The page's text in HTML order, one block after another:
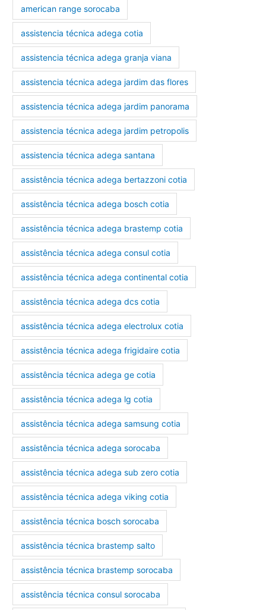
american range sorocaba
assistencia técnica adega cotia
assistencia técnica adega granja viana
assistencia técnica adega jardim das flores
assistencia técnica adega jardim panorama
assistencia técnica adega jardim petropolis
assistencia técnica adega santana
assistência técnica adega bertazzoni cotia
assistência técnica adega bosch cotia
assistência técnica adega brastemp cotia
assistência técnica adega consul cotia
assistência técnica adega continental cotia
assistência técnica adega dcs cotia
assistência técnica adega electrolux cotia
assistência técnica adega frigidaire cotia
assistência técnica adega ge cotia
assistência técnica adega lg cotia
assistência técnica adega samsung cotia
assistência técnica adega sorocaba
assistência técnica adega sub zero cotia
assistência técnica adega viking cotia
assistência técnica bosch sorocaba
assistência técnica brastemp salto
assistência técnica brastemp sorocaba
assistência técnica consul sorocaba